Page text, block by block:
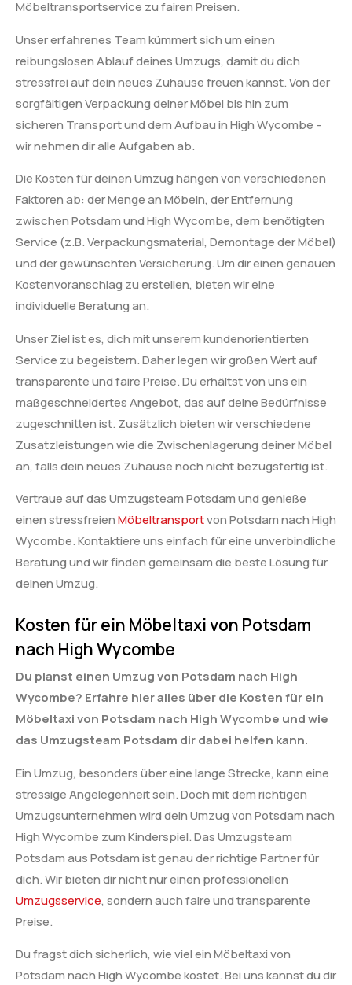
Möbeltransportservice zu fairen Preisen.
Unser erfahrenes Team kümmert sich um einen
reibungslosen Ablauf deines Umzugs, damit du dich
stressfrei auf dein neues Zuhause freuen kannst. Von der
sorgfältigen Verpackung deiner Möbel bis hin zum
sicheren Transport und dem Aufbau in High Wycombe –
wir nehmen dir alle Aufgaben ab.
Die Kosten für deinen Umzug hängen von verschiedenen
Faktoren ab: der Menge an Möbeln, der Entfernung
zwischen Potsdam und High Wycombe, dem benötigten
Service (z.B. Verpackungsmaterial, Demontage der Möbel)
und der gewünschten Versicherung. Um dir einen genauen
Kostenvoranschlag zu erstellen, bieten wir eine
individuelle Beratung an.
Unser Ziel ist es, dich mit unserem kundenorientierten
Service zu begeistern. Daher legen wir großen Wert auf
transparente und faire Preise. Du erhältst von uns ein
maßgeschneidertes Angebot, das auf deine Bedürfnisse
zugeschnitten ist. Zusätzlich bieten wir verschiedene
Zusatzleistungen wie die Zwischenlagerung deiner Möbel
an, falls dein neues Zuhause noch nicht bezugsfertig ist.
Vertraue auf das Umzugsteam Potsdam und genieße
einen stressfreienMöbeltransportvon Potsdam nach High
Wycombe. Kontaktiere uns einfach für eine unverbindliche
Beratung und wir finden gemeinsam die beste Lösung für
deinen Umzug.
Kosten für ein Möbeltaxi von Potsdam
nach High Wycombe
Du planst einen Umzug von Potsdam nach High
Wycombe? Erfahre hier alles über die Kosten für ein
Möbeltaxi von Potsdam nach High Wycombe und wie
das Umzugsteam Potsdam dir dabei helfen kann.
Ein Umzug, besonders über eine lange Strecke, kann eine
stressige Angelegenheit sein. Doch mit dem richtigen
Umzugsunternehmen wird dein Umzug von Potsdam nach
High Wycombe zum Kinderspiel. Das Umzugsteam
Potsdam aus Potsdam ist genau der richtige Partner für
dich. Wir bieten dir nicht nur einen professionellen
Umzugsservice, sondern auch faire und transparente
Preise.
Du fragst dich sicherlich, wie viel ein Möbeltaxi von
Potsdam nach High Wycombe kostet. Bei uns kannst du dir